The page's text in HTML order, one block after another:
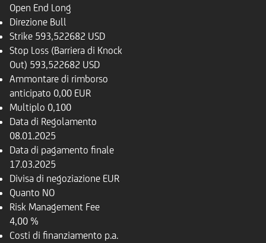
Open End Long
Direzione Bull
Strike 593,522682 USD
Stop Loss (Barriera di Knock
Out) 593,522682 USD
Ammontare di rimborso
anticipato 0,00 EUR
Multiplo 0,100
Data di Regolamento
08.01.2025
Data di pagamento finale
17.03.2025
Divisa di negoziazione EUR
Quanto NO
Risk Management Fee
4,00 %
Costi di finanziamento p.a.